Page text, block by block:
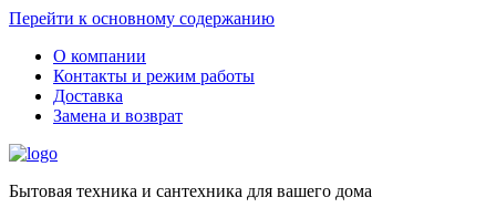
Перейти к основному содержанию
О компании
Контакты и режим работы
Доставка
Замена и возврат
Бытовая техника и сантехника для вашего дома